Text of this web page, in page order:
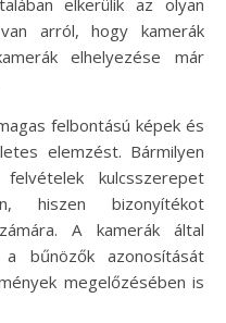
elkerülik az olyan
arról, hogy kamerák
elhelyezése már
felbontású képek és
elemzést. Bármilyen
kulcsszerepet
hiszen bizonyítékot
A kamerák által
bűnözők azonosítását
megelőzésében is